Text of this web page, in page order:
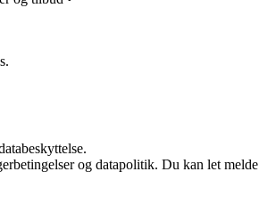
og datapolitik. Du kan let